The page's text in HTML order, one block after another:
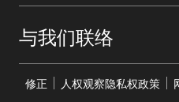
与我们联络
menu
修正 人权观察隐私权政策